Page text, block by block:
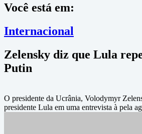
Você está em:
Internacional
Zelensky diz que Lula
Putin
O presidente da Ucrânia, Volodymyr
presidente Lula em uma entrevista à pela